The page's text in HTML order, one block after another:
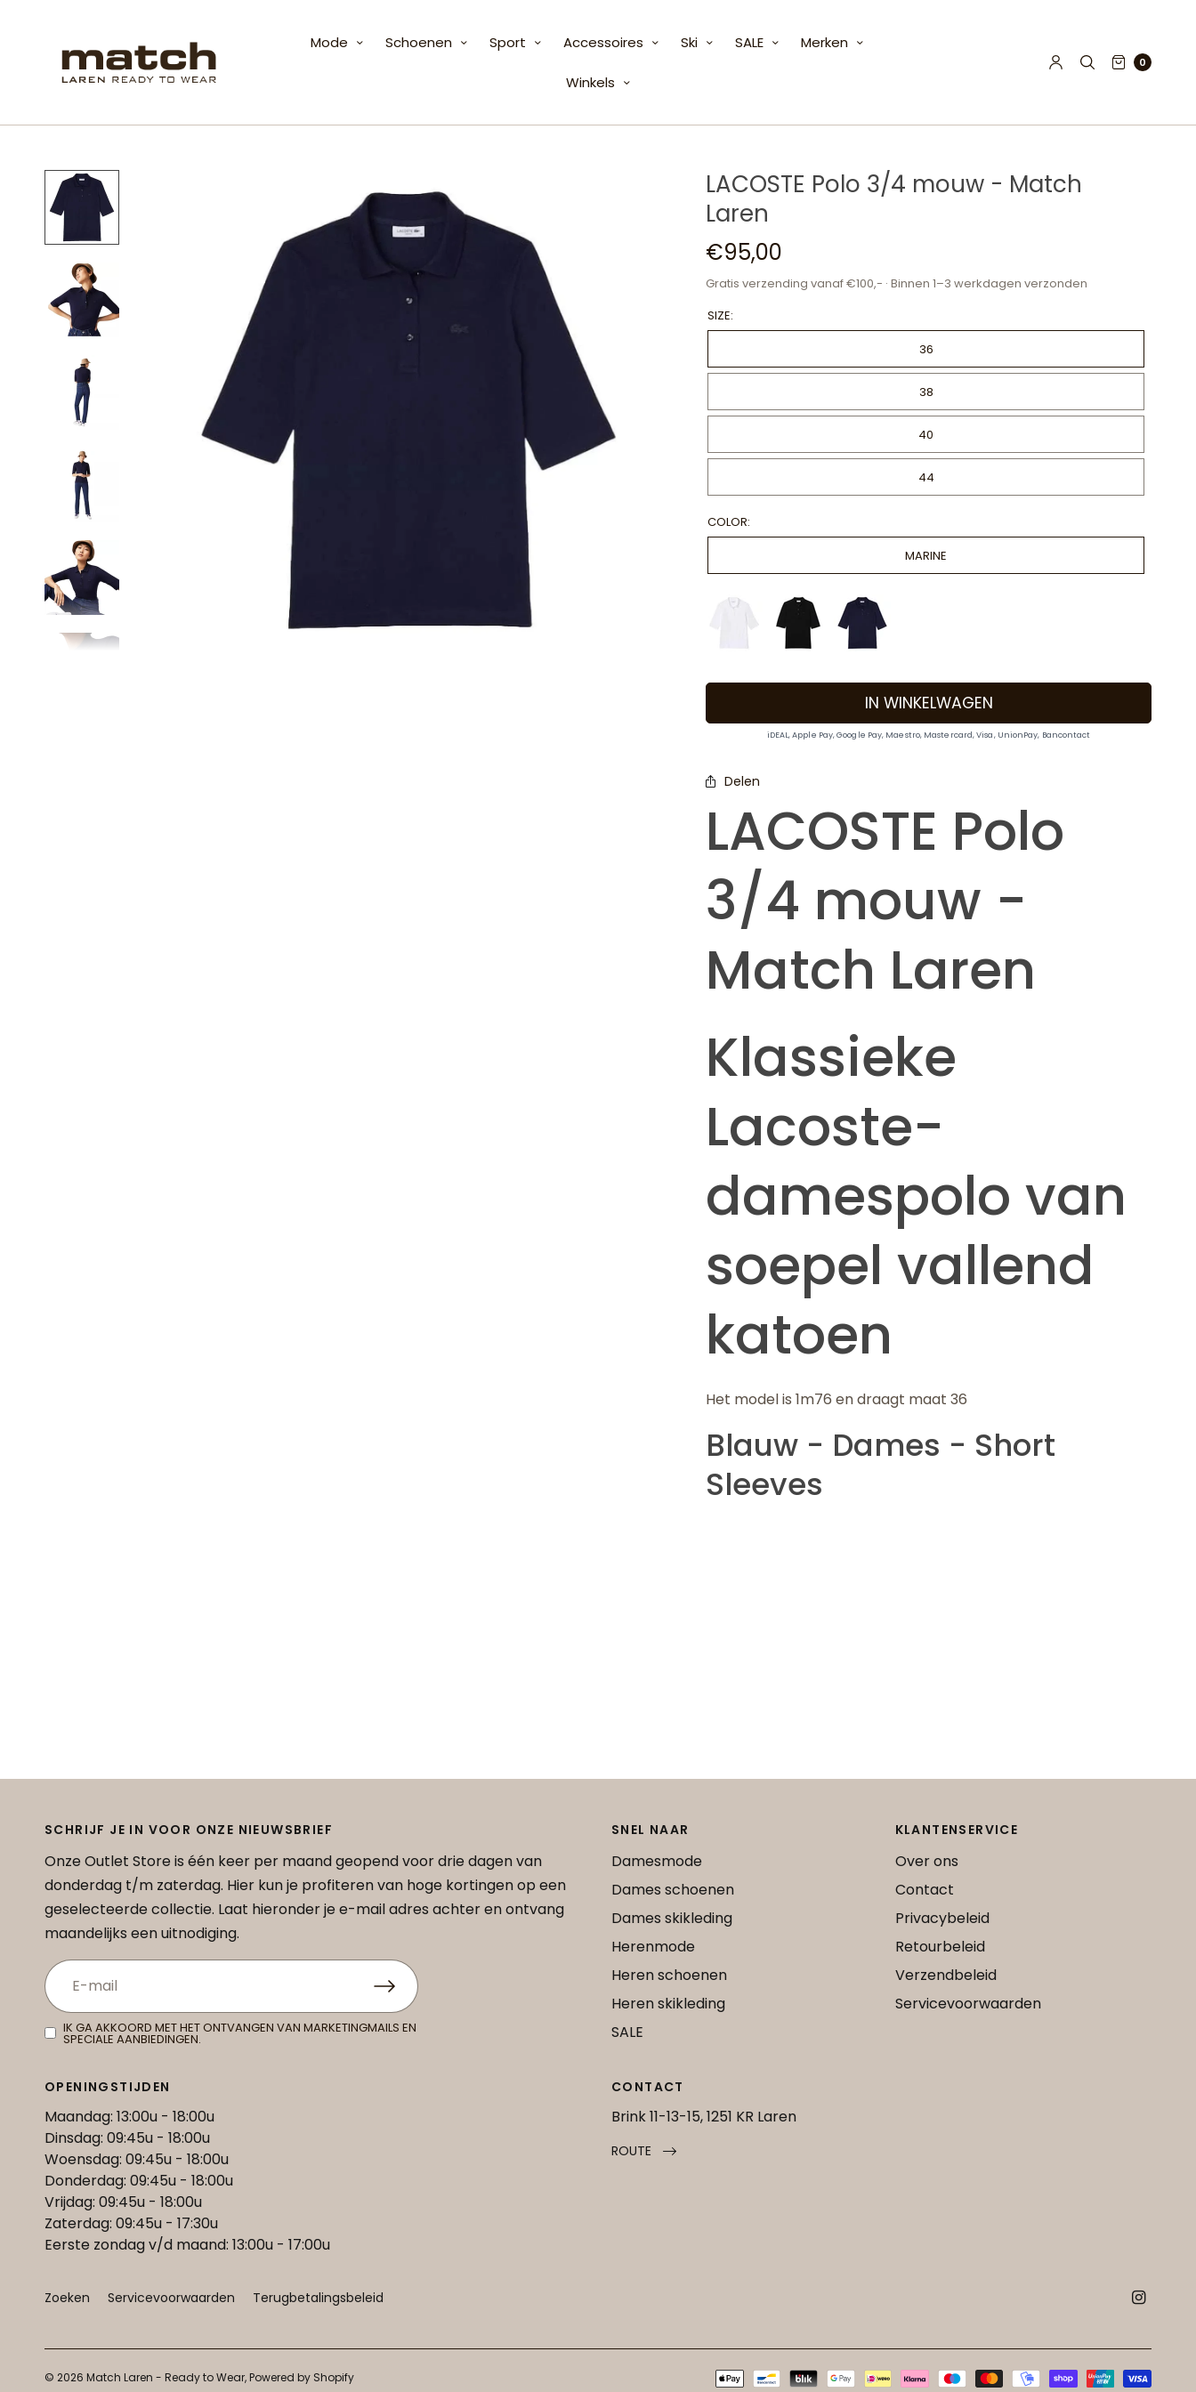
Mode Schoenen Sport Accessoires Ski SALE Merken
Winkels
0
LACOSTE Polo 3/4 mouw - Match
Laren
€95,00
Gratis verzending vanaf €100,- · Binnen 1–3 werkdagen verzonden
SIZE:
36
38
40
44
COLOR:
MARINE
IN WINKELWAGEN
iDEAL, Apple Pay, Google Pay, Maestro, Mastercard, Visa, UnionPay, Bancontact
Delen
LACOSTE Polo
3/4 mouw -
Match Laren
Klassieke
Lacoste-
damespolo van
soepel vallend
katoen
Het model is 1m76 en draagt maat 36
Blauw - Dames - Short
Sleeves
SCHRIJF JE IN VOOR ONZE NIEUWSBRIEF
Onze Outlet Store is één keer per maand geopend voor drie dagen van
donderdag t/m zaterdag. Hier kun je profiteren van hoge kortingen op een
geselecteerde collectie. Laat hieronder je e-mail adres achter en ontvang
maandelijks een uitnodiging.
IK GA AKKOORD MET HET ONTVANGEN VAN MARKETINGMAILS EN
SPECIALE AANBIEDINGEN.
SNEL NAAR
Damesmode
Dames schoenen
Dames skikleding
Herenmode
Heren schoenen
Heren skikleding
SALE
KLANTENSERVICE
Over ons
Contact
Privacybeleid
Retourbeleid
Verzendbeleid
Servicevoorwaarden
OPENINGSTIJDEN
Maandag: 13:00u - 18:00u
Dinsdag: 09:45u - 18:00u
Woensdag: 09:45u - 18:00u
Donderdag: 09:45u - 18:00u
Vrijdag: 09:45u - 18:00u
Zaterdag: 09:45u - 17:30u
Eerste zondag v/d maand: 13:00u - 17:00u
CONTACT
Brink 11-13-15, 1251 KR Laren
ROUTE
Zoeken Servicevoorwaarden Terugbetalingsbeleid
© 2026 Match Laren - Ready to Wear, Powered by Shopify